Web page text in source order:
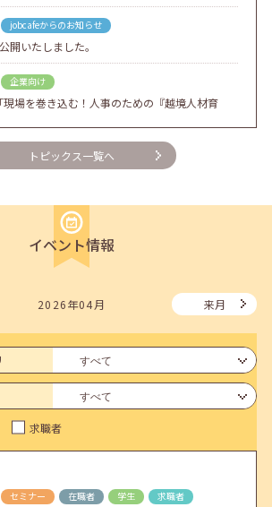
jobcafeからのお知らせ
開いたしました。
企業向け
場を巻き込む！人事のための『越境人材育
jobcafeからのお知らせ
開いたしました。
jobcafeからのお知らせ
、就職決定報告フォーム復旧いたしました。
jobcafeからのお知らせ
jobcafeからのお知らせ
開いたしました。
jobcafeからのお知らせ
トピックス一覧へ
イベント情報
2026年04月 来月
求職者
セミナー 在職者 学生 求職者